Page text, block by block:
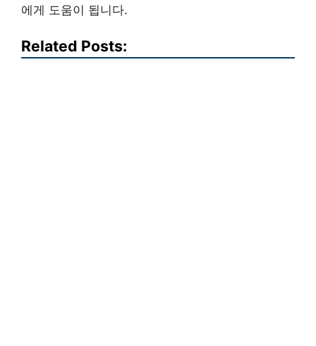
에게 도움이 됩니다.
Related Posts: